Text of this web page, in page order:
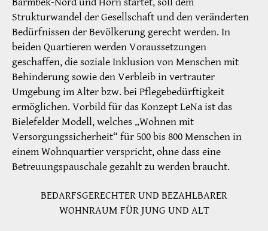
Strukturwandel der Gesellschaft und den veränderten
Bedürfnissen der Bevölkerung gerecht werden. In
beiden Quartieren werden Voraussetzungen
geschaffen, die soziale Inklusion von Menschen mit
Behinderung sowie den Verbleib in vertrauter
Umgebung im Alter bzw. bei Pflegebedürftigkeit
ermöglichen. Vorbild für das Konzept LeNa ist das
Bielefelder Modell, welches „Wohnen mit
Versorgungssicherheit“ für 500 bis 800 Menschen in
einem Wohnquartier verspricht, ohne dass eine
Betreuungspauschale gezahlt zu werden braucht.
BEDARFSGERECHTER UND BEZAHLBARER
WOHNRAUM FÜR JUNG UND ALT